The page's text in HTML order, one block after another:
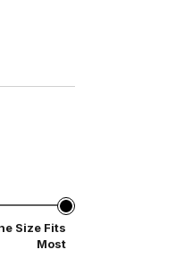
Size Fits
Most